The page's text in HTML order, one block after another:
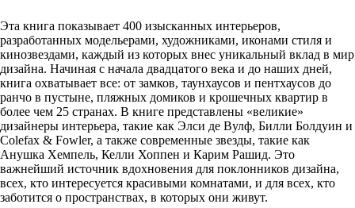
Эта книга показывает 400 изысканных интерьеров,
разработанных модельерами, художниками, иконами стиля и
кинозвездами, каждый из которых внес уникальный вклад в мир
дизайна. Начиная с начала двадцатого века и до наших дней,
книга охватывает все: от замков, таунхаусов и пентхаусов до
ранчо в пустыне, пляжных домиков и крошечных квартир в
более чем 25 странах. В книге представлены «великие»
дизайнеры интерьера, такие как Элси де Вулф, Билли Болдуин и
Colefax & Fowler, а также современные звезды, такие как
Анушка Хемпель, Келли Хоппен и Карим Рашид. Это
важнейший источник вдохновения для поклонников дизайна,
всех, кто интересуется красивыми комнатами, и для всех, кто
заботится о пространствах, в которых они живут.